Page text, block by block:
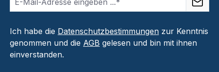
Ich habe die Datenschutzbestimmungen zur Kenntnis
genommen und die AGB gelesen und bin mit ihnen
einverstanden.